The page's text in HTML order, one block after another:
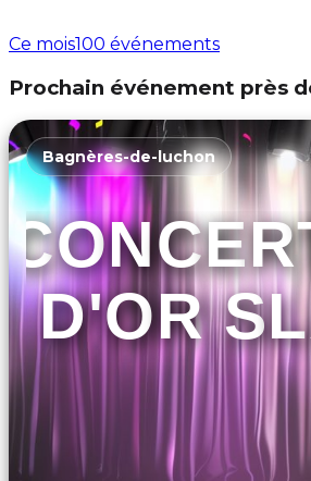
Ce mois100 événements
Prochain événement près
Bagnères-de-luchon
D'OR